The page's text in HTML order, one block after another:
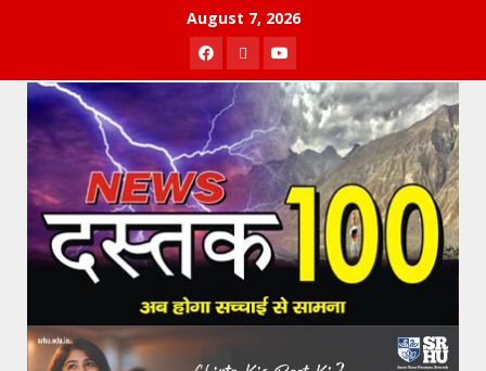
August 7, 2026
Facebook
TwitterYoutube